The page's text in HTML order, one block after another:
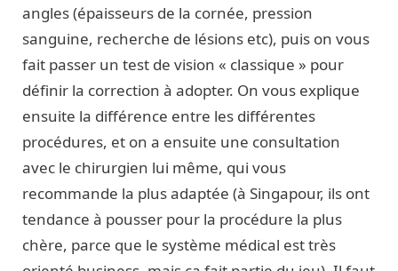
angles (épaisseurs de la cornée, pression
sanguine, recherche de lésions etc), puis on vous
fait passer un test de vision « classique » pour
définir la correction à adopter. On vous explique
ensuite la différence entre les différentes
procédures, et on a ensuite une consultation
avec le chirurgien lui même, qui vous
recommande la plus adaptée (à Singapour, ils ont
tendance à pousser pour la procédure la plus
chère, parce que le système médical est très